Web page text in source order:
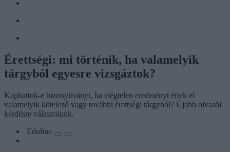
Érettségi: mi történik, ha valamelyik
tárgyból egyesre vizsgáztok?
Kaphattok-e bizonyítványt, ha elégtelen eredményt értek el
valamelyik kötelező vagy további érettségi tárgyból? Újabb olvasói
kérdésre válaszolunk.
Eduline